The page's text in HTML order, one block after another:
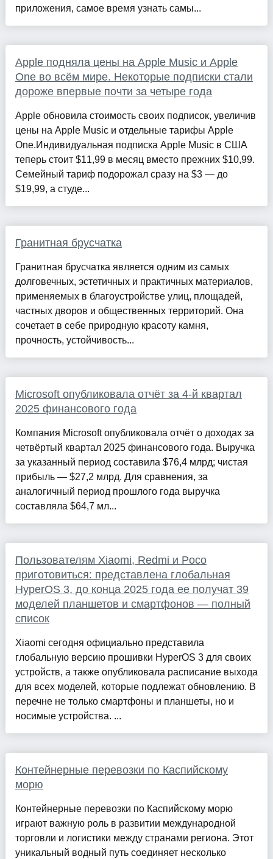
приложения, самое время узнать самы...
Apple подняла цены на Apple Music и Apple
One во всём мире. Некоторые подписки стали
дороже впервые почти за четыре года
Apple обновила стоимость своих подписок, увеличив
цены на Apple Music и отдельные тарифы Apple
One.Индивидуальная подписка Apple Music в США
теперь стоит $11,99 в месяц вместо прежних $10,99.
Семейный тариф подорожал сразу на $3 — до
$19,99, а студе...
Гранитная брусчатка
Гранитная брусчатка является одним из самых
долговечных, эстетичных и практичных материалов,
применяемых в благоустройстве улиц, площадей,
частных дворов и общественных территорий. Она
сочетает в себе природную красоту камня,
прочность, устойчивость...
Microsoft опубликовала отчёт за 4-й квартал
2025 финансового года
Компания Microsoft опубликовала отчёт о доходах за
четвёртый квартал 2025 финансового года. Выручка
за указанный период составила $76,4 млрд; чистая
прибыль — $27,2 млрд. Для сравнения, за
аналогичный период прошлого года выручка
составляла $64,7 мл...
Пользователям Xiaomi, Redmi и Poco
приготовиться: представлена глобальная
HyperOS 3, до конца 2025 года ее получат 39
моделей планшетов и смартфонов — полный
список
Xiaomi сегодня официально представила
глобальную версию прошивки HyperOS 3 для своих
устройств, а также опубликовала расписание выхода
для всех моделей, которые подлежат обновлению. В
перечне не только смартфоны и планшеты, но и
носимые устройства. ...
Контейнерные перевозки по Каспийскому
морю
Контейнерные перевозки по Каспийскому морю
играют важную роль в развитии международной
торговли и логистики между странами региона. Этот
уникальный водный путь соединяет несколько